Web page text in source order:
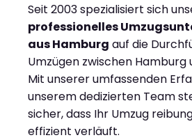
Seit 2003 spezialisiert sich
professionelles
aus Hamburg auf die
Umzügen zwischen Hamburg
Mit unserer umfassenden
unserem dedizierten Team
sicher, dass Ihr Umzug
effizient verläuft.